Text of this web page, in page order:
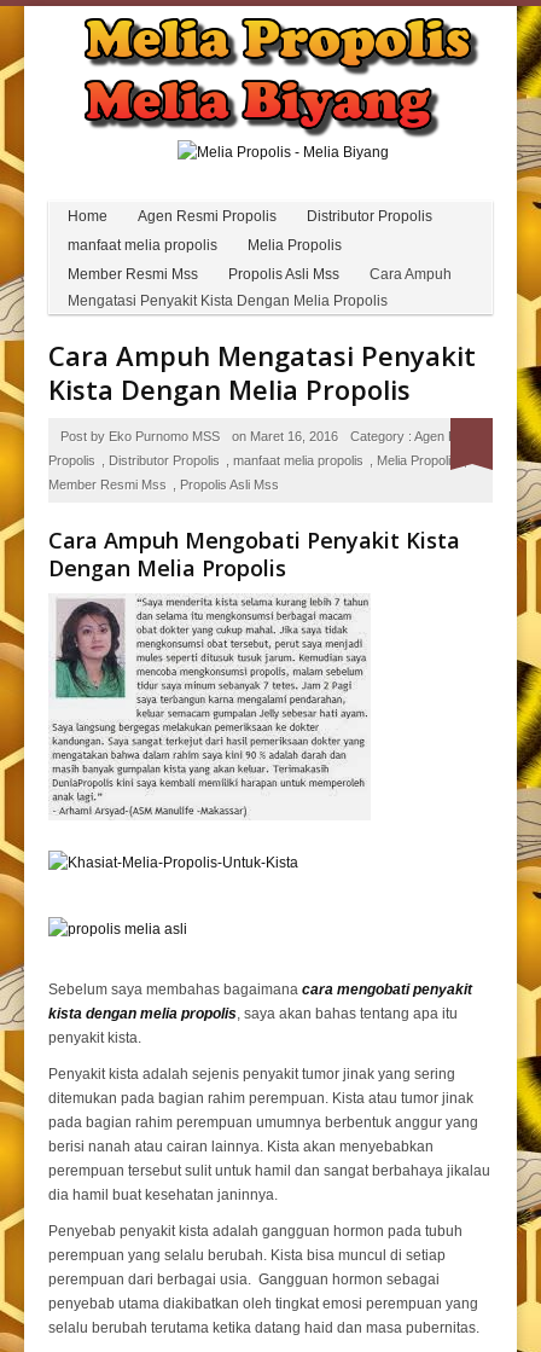
Home Agen Resmi Propolis
Distributor Propolis
manfaat melia propolis
Melia Propolis
Member Resmi Mss
Propolis Asli Mss
Cara Ampuh
Mengatasi Penyakit Kista Dengan Melia Propolis
Cara Ampuh Mengatasi Penyakit
Kista Dengan Melia Propolis
Post by Eko Purnomo MSS on Maret 16, 2016 Category : Agen Resmi
Propolis
Distributor Propolis manfaat melia propolis Melia Propolis
Member Resmi Mss
Propolis Asli Mss
Cara Ampuh Mengobati Penyakit Kista
Dengan Melia Propolis
Sebelum saya membahas bagaimana cara mengobati penyakit
kista dengan melia propolis , saya akan bahas tentang apa itu
penyakit kista.
Penyakit kista adalah sejenis penyakit tumor jinak yang sering
ditemukan pada bagian rahim perempuan. Kista atau tumor jinak
pada bagian rahim perempuan umumnya berbentuk anggur yang
berisi nanah atau cairan lainnya. Kista akan menyebabkan
perempuan tersebut sulit untuk hamil dan sangat berbahaya jikalau
dia hamil buat kesehatan janinnya.
Penyebab penyakit kista adalah gangguan hormon pada tubuh
perempuan yang selalu berubah. Kista bisa muncul di setiap
perempuan dari berbagai usia. Gangguan hormon sebagai
penyebab utama diakibatkan oleh tingkat emosi perempuan yang
selalu berubah terutama ketika datang haid dan masa pubernitas.